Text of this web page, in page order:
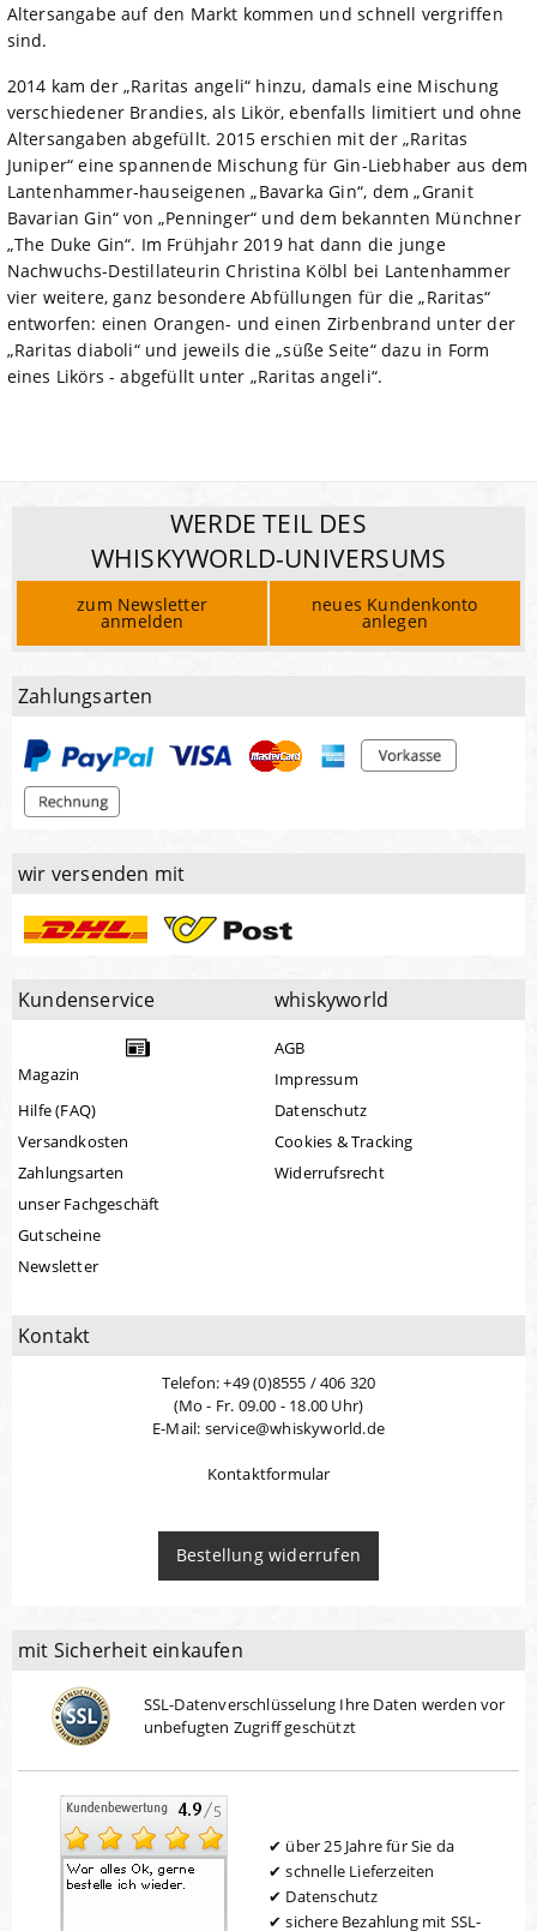
Altersangabe auf den Markt kommen und schnell vergriffen
sind.
2014 kam der „Raritas angeli“ hinzu, damals eine Mischung
verschiedener Brandies, als Likör, ebenfalls limitiert und ohne
Altersangaben abgefüllt. 2015 erschien mit der „Raritas
Juniper“ eine spannende Mischung für Gin-Liebhaber aus dem
Lantenhammer-hauseigenen „Bavarka Gin“, dem „Granit
Bavarian Gin“ von „Penninger“ und dem bekannten Münchner
„The Duke Gin“. Im Frühjahr 2019 hat dann die junge
Nachwuchs-Destillateurin Christina Kölbl bei Lantenhammer
vier weitere, ganz besondere Abfüllungen für die „Raritas“
entworfen: einen Orangen- und einen Zirbenbrand unter der
„Raritas diaboli“ und jeweils die „süße Seite“ dazu in Form
eines Likörs - abgefüllt unter „Raritas angeli“.
WERDE TEIL DES
WHISKYWORLD-UNIVERSUMS
zum Newsletter
anmelden
neues Kundenkonto
anlegen
Zahlungsarten
wir versenden mit
Kundenservice
Magazin
Hilfe (FAQ)
Versandkosten
Zahlungsarten
unser Fachgeschäft
Gutscheine
Newsletter
whiskyworld
AGB
Impressum
Datenschutz
Cookies & Tracking
Widerrufsrecht
Kontakt
Telefon: +49 (0)8555 / 406 320
(Mo - Fr. 09.00 - 18.00 Uhr)
E-Mail: service@whiskyworld.de
Kontaktformular
Bestellung widerrufen
mit Sicherheit einkaufen
SSL-Datenverschlüsselung Ihre Daten werden vor
unbefugten Zugriff geschützt
über 25 Jahre für Sie da
schnelle Lieferzeiten
Datenschutz
sichere Bezahlung mit SSL-